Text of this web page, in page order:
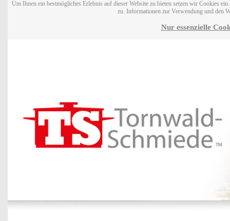
Um Ihnen ein bestmögliches Erlebnis auf dieser Website zu bieten setzen wir Cookies
zu. Informationen zur Verwendung und den
Nur essenzielle